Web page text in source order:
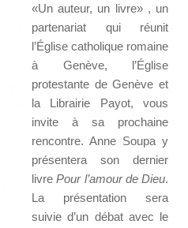
«Un auteur, un livre» , un
partenariat qui réunit
l’Église catholique romaine
à Genève, l’Église
protestante de Genève et
la Librairie Payot, vous
invite à sa prochaine
rencontre. Anne Soupa y
présentera son dernier
livrePour l’amour de Dieu.
La présentation sera
suivie d’un débat avec le